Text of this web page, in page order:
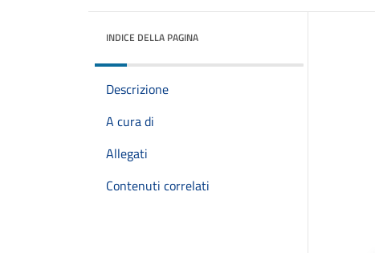
INDICE DELLA PAGINA
Descrizione
A cura di
Allegati
Contenuti correlati